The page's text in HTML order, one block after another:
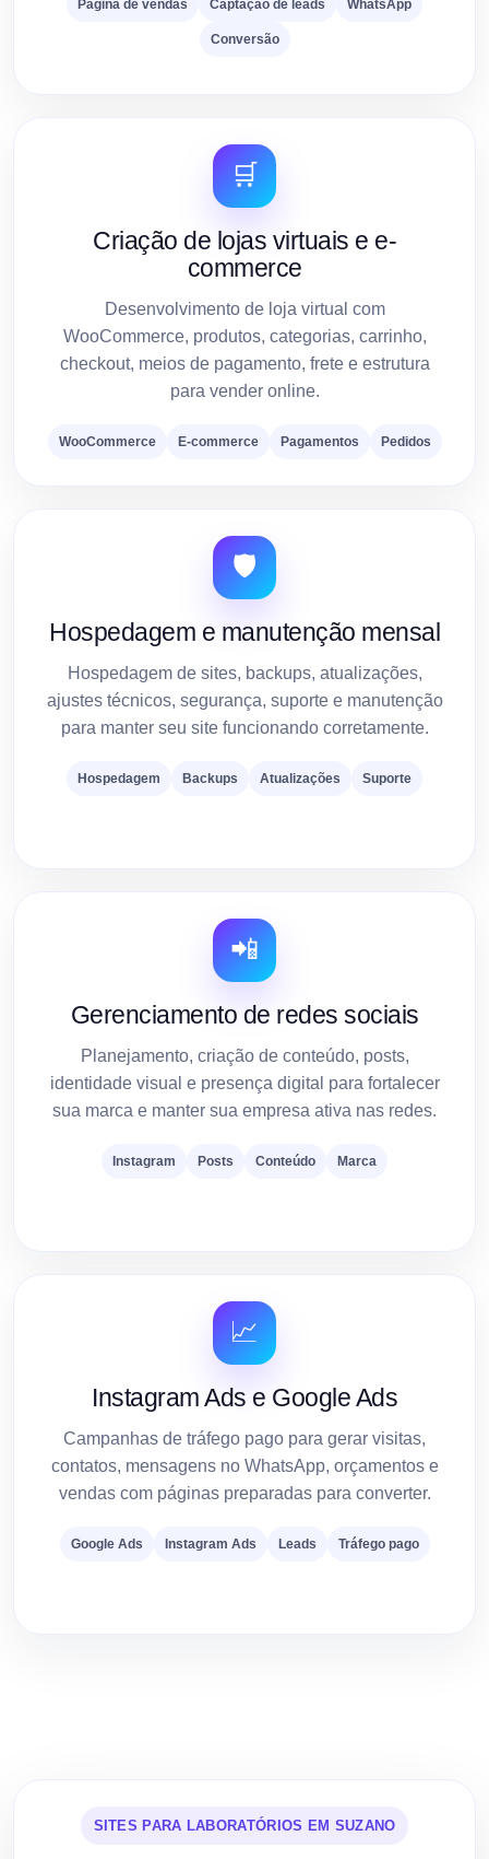
Página de vendas Captação de leads WhatsApp
Conversão
🛒
Criação de lojas virtuais e e-
commerce
Desenvolvimento de loja virtual com
WooCommerce, produtos, categorias, carrinho,
checkout, meios de pagamento, frete e estrutura
para vender online.
WooCommerce E-commerce Pagamentos Pedidos
🛡️
Hospedagem e manutenção mensal
Hospedagem de sites, backups, atualizações,
ajustes técnicos, segurança, suporte e manutenção
para manter seu site funcionando corretamente.
Hospedagem Backups Atualizações Suporte
📲
Gerenciamento de redes sociais
Planejamento, criação de conteúdo, posts,
identidade visual e presença digital para fortalecer
sua marca e manter sua empresa ativa nas redes.
Instagram Posts Conteúdo Marca
📈
Instagram Ads e Google Ads
Campanhas de tráfego pago para gerar visitas,
contatos, mensagens no WhatsApp, orçamentos e
vendas com páginas preparadas para converter.
Google Ads Instagram Ads Leads Tráfego pago
SITES PARA LABORATÓRIOS EM SUZANO